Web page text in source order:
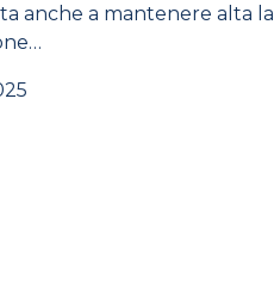
anche a mantenere alta la